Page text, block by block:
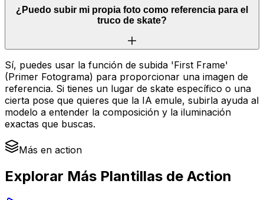
¿Puedo subir mi propia foto como referencia para el
truco de skate?
Sí, puedes usar la función de subida 'First Frame'
(Primer Fotograma) para proporcionar una imagen de
referencia. Si tienes un lugar de skate específico o una
cierta pose que quieres que la IA emule, subirla ayuda al
modelo a entender la composición y la iluminación
exactas que buscas.
Más en action
Explorar Más Plantillas de Action